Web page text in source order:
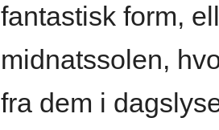
fantastisk form,
midnatssolen,
fra dem i